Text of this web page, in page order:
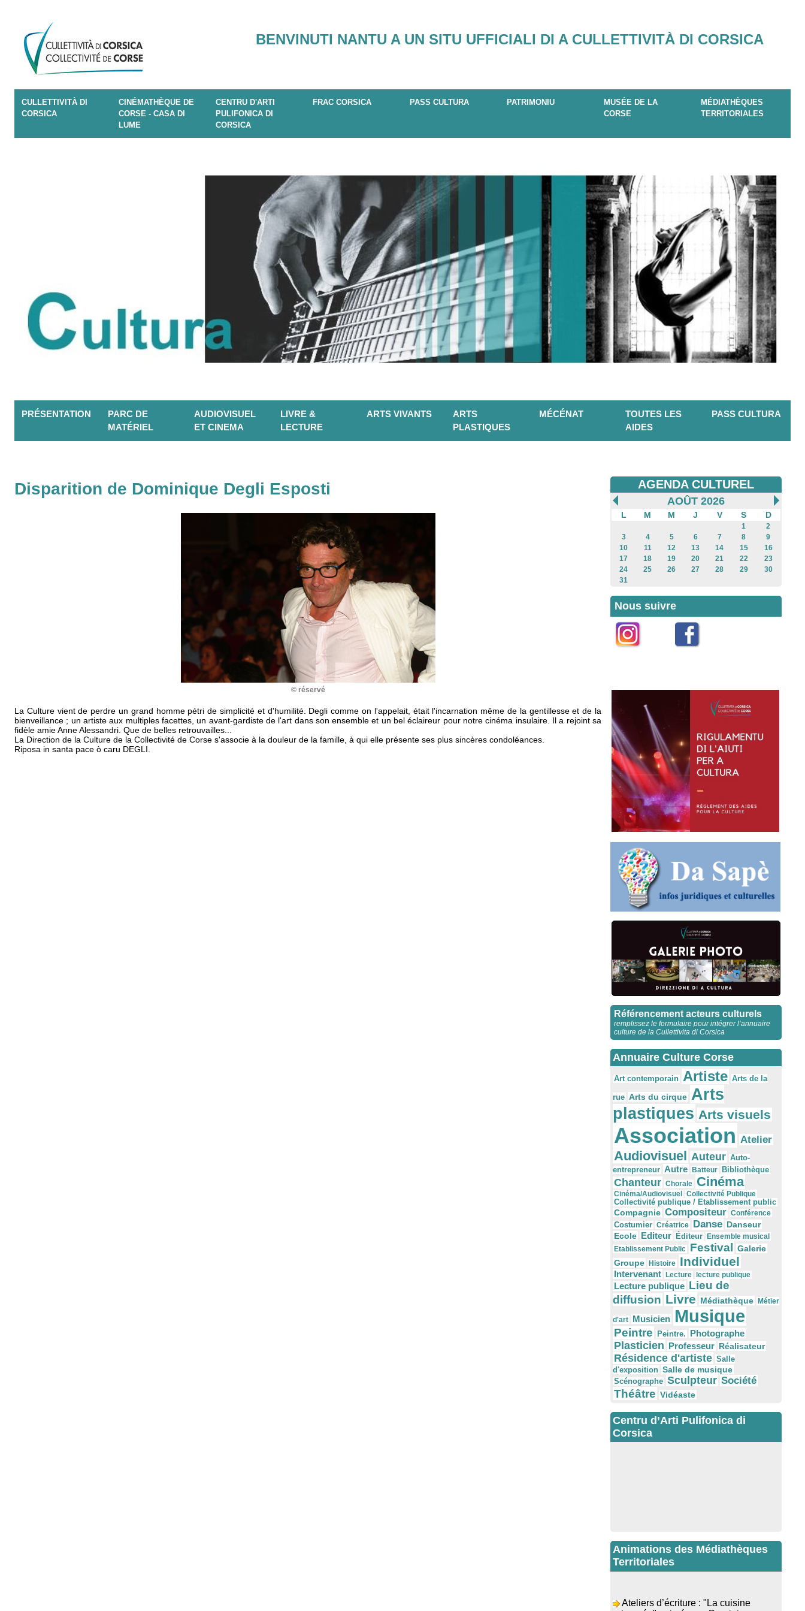
BENVINUTI NANTU A UN SITU UFFICIALI DI A CULLETTIVITÀ DI CORSICA
CULLETTIVITÀ DI
CORSICA
CINÉMATHÈQUE DE
CORSE - CASA DI
LUME
CENTRU D'ARTI
PULIFONICA DI
CORSICA
FRAC CORSICA PASS CULTURA PATRIMONIU
MUSÉE DE LA
CORSE
MÉDIATHÈQUES
TERRITORIALES
PRÉSENTATION
PARC DE
MATÉRIEL
AUDIOVISUEL
ET CINEMA
LIVRE &
LECTURE
ARTS VIVANTS
ARTS
PLASTIQUES
MÉCÉNAT
TOUTES LES
AIDES
PASS CULTURA
Disparition de Dominique Degli Esposti
© réservé
La Culture vient de perdre un grand homme pétri de simplicité et d'humilité. Degli comme on l'appelait, était l'incarnation même de la gentillesse et de la
bienveillance ; un artiste aux multiples facettes, un avant-gardiste de l'art dans son ensemble et un bel éclaireur pour notre cinéma insulaire. Il a rejoint sa
fidèle amie Anne Alessandri. Que de belles retrouvailles...
La Direction de la Culture de la Collectivité de Corse s'associe à la douleur de la famille, à qui elle présente ses plus sincères condoléances.
Riposa in santa pace ò caru DEGLI.
AGENDA CULTUREL
AOÛT 2026
L M M J V S D
1
2
3
4 5 6 7 8
9
10
11 12 13 14 15
16
17
18 19 20 21 22
23
24
25 26 27 28 29
30
31
Nous suivre
Référencement acteurs culturels
remplissez le formulaire pour intégrer l’annuaire
culture de la Cullettivita di Corsica
Annuaire Culture Corse
Art contemporain Artiste Arts de la
rue Arts du cirque Arts
plastiques Arts visuels
Association Atelier
Audiovisuel Auteur Auto-
entrepreneur Autre Batteur Bibliothèque
Chanteur Chorale Cinéma
Cinéma/Audiovisuel
Collectivité Publique
Collectivité publique / Etablissement public
Compagnie Compositeur Conférence
Costumier Créatrice Danse Danseur
Ecole Editeur Éditeur
Ensemble musical
Etablissement Public Festival Galerie
Groupe
Histoire Individuel
Intervenant Lecture lecture publique
Lecture publique Lieu de
diffusion Livre Médiathèque Métier
d'art Musicien Musique
Peintre Peintre. Photographe
Plasticien Professeur Réalisateur
Résidence d'artiste Salle
d'exposition Salle de musique
Scénographe Sculpteur Société
Théâtre Vidéaste
Centru d’Arti Pulifonica di
Corsica
Animations des Médiathèques
Territoriales
retrouvée" animés par Dominique